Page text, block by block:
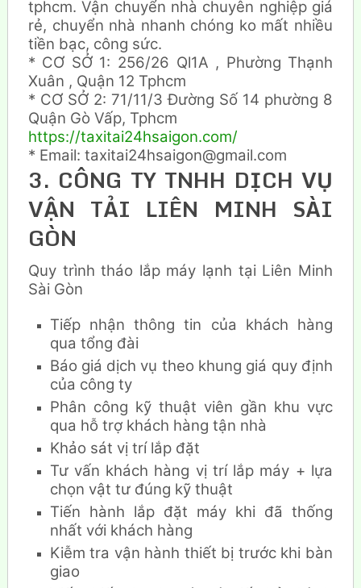
tphcm. Vận chuyển nhà chuyên nghiệp giá
rẻ, chuyển nhà nhanh chóng ko mất nhiều
tiền bạc, công sức.
* CƠ SỞ 1: 256/26 Ql1A , Phường Thạnh
Xuân , Quận 12 Tphcm
* CƠ SỞ 2: 71/11/3 Đường Số 14 phường 8
Quận Gò Vấp, Tphcm
https://taxitai24hsaigon.com/
* Email: taxitai24hsaigon@gmail.com
3. CÔNG TY TNHH DỊCH VỤ
VẬN TẢI LIÊN MINH SÀI
GÒN
Quy trình tháo lắp máy lạnh tại Liên Minh
Sài Gòn
Tiếp nhận thông tin của khách hàng
qua tổng đài
Báo giá dịch vụ theo khung giá quy định
của công ty
Phân công kỹ thuật viên gần khu vực
qua hỗ trợ khách hàng tận nhà
Khảo sát vị trí lắp đặt
Tư vấn khách hàng vị trí lắp máy + lựa
chọn vật tư đúng kỹ thuật
Tiến hành lắp đặt máy khi đã thống
nhất với khách hàng
Kiễm tra vận hành thiết bị trước khi bàn
giao